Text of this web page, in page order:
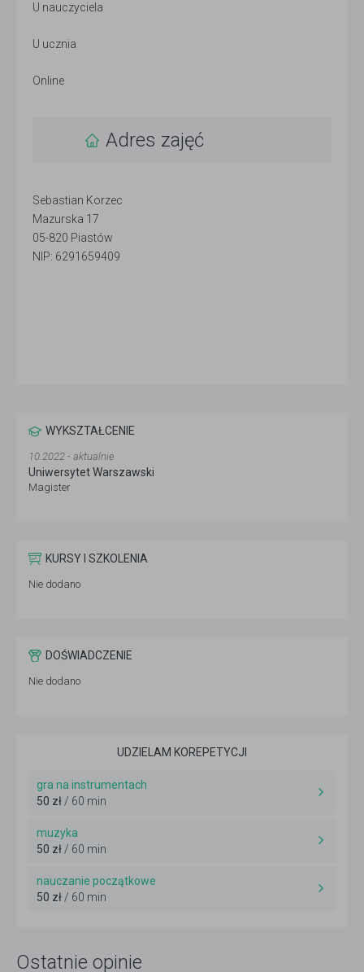
U nauczyciela
U ucznia
Online
Adres zajęć
Sebastian Korzec
Mazurska 17
05-820 Piastów
NIP: 6291659409
WYKSZTAŁCENIE
10.2022 - aktualnie
Uniwersytet Warszawski
Magister
KURSY I SZKOLENIA
Nie dodano
DOŚWIADCZENIE
Nie dodano
UDZIELAM KOREPETYCJI
gra na instrumentach
50 zł / 60 min
muzyka
50 zł / 60 min
nauczanie początkowe
50 zł / 60 min
Ostatnie opinie